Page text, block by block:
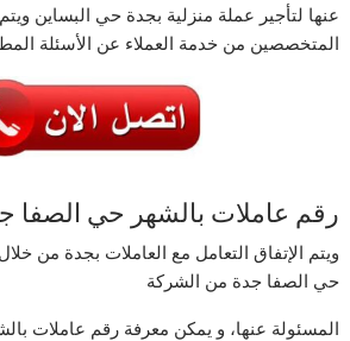
عنها لتأجير عملة منزلية بجدة حي البساين
المتخصصين من خدمة العملاء عن الأسئلة
رقم عاملات بالشهر حي الصفا
ويتم الإتفاق التعامل مع العاملات بجدة من
حي الصفا جدة من الشركة
المسئولة عنها، و يمكن معرفة رقم عاملات